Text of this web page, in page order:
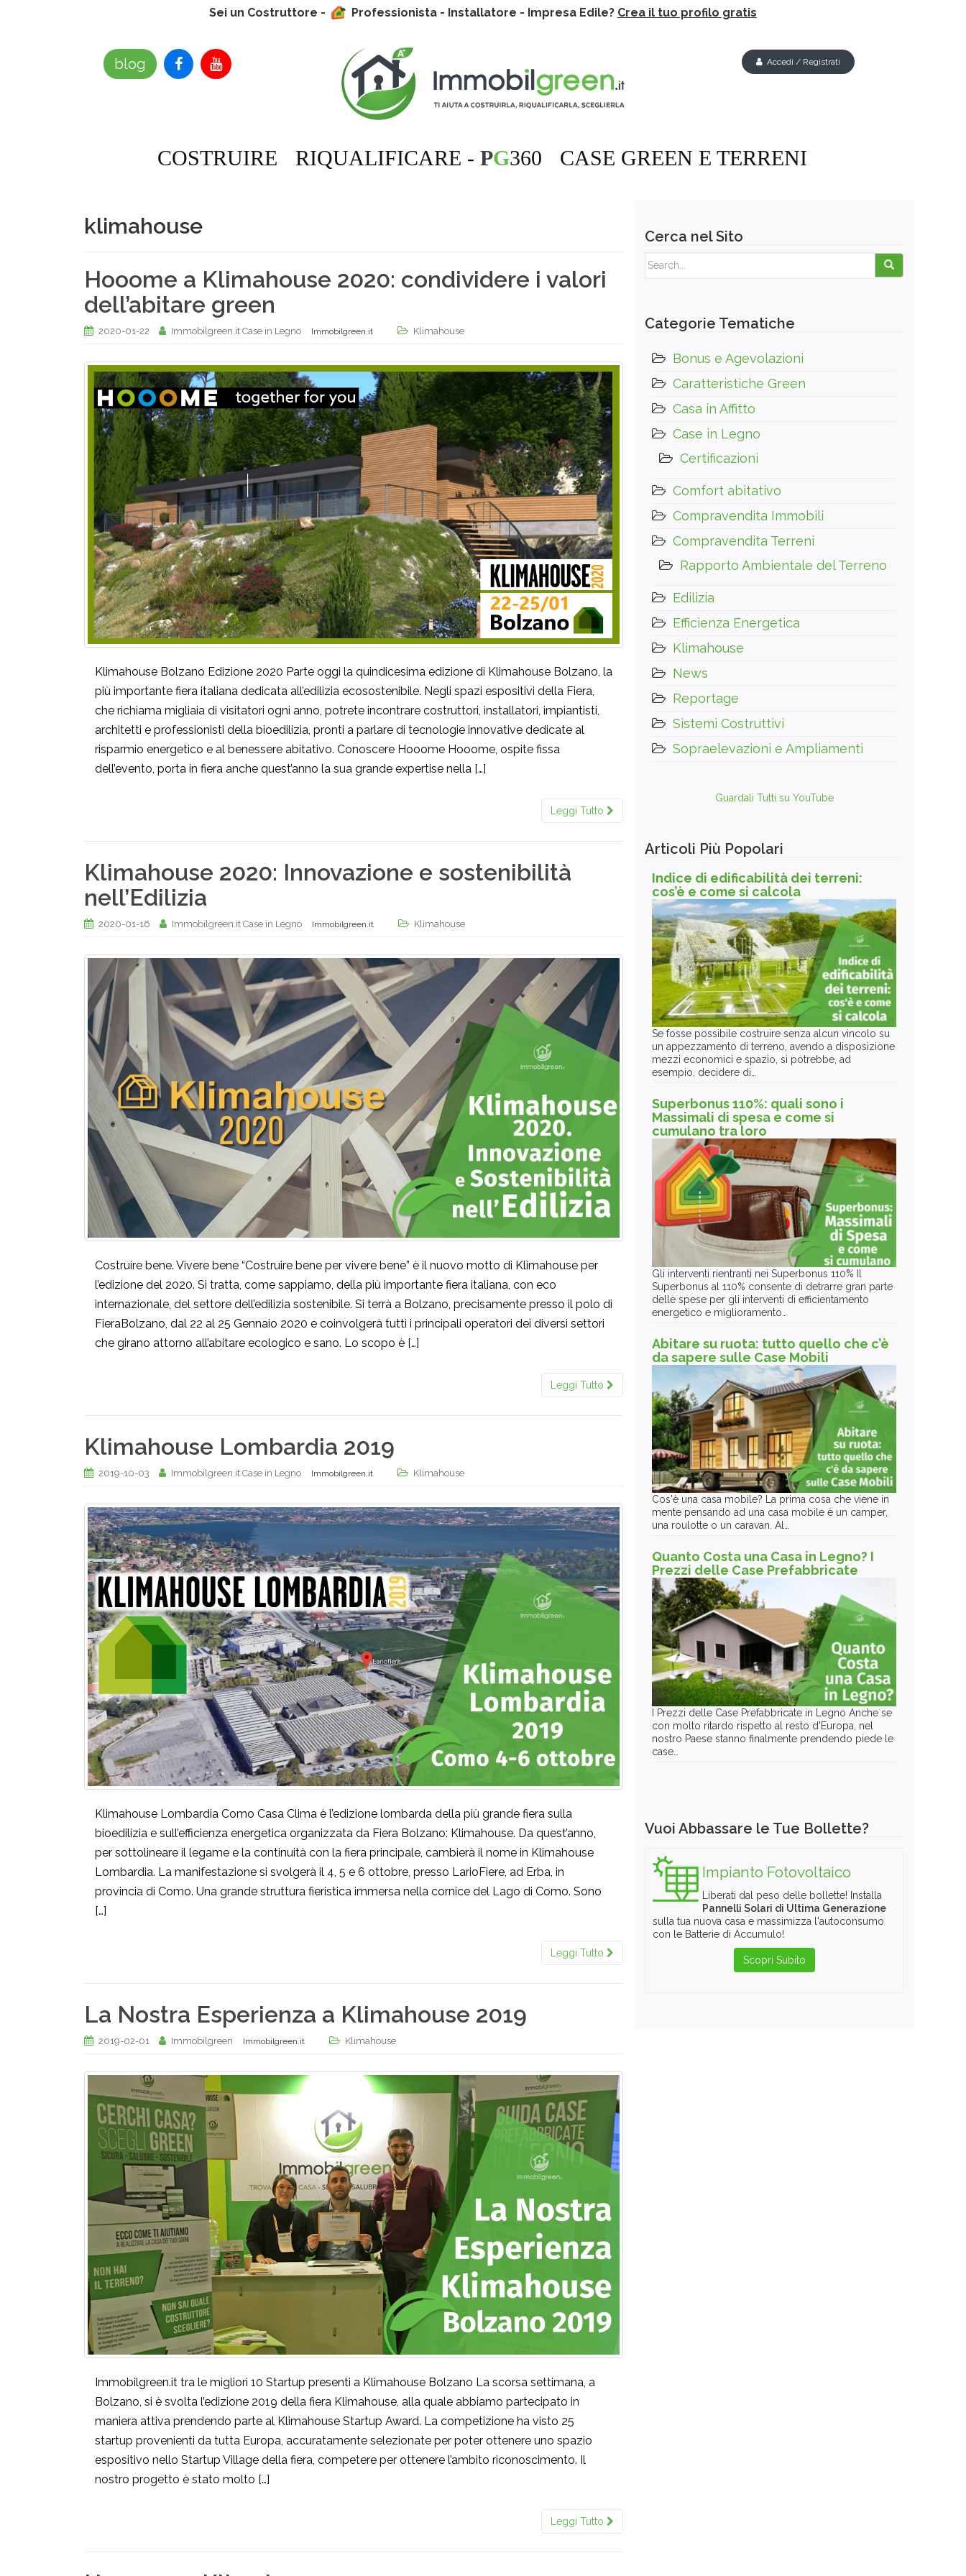
Sei un Costruttore - Professionista - Installatore - Impresa Edile? Crea il tuo profilo gratis
blog Accedi / Registrati
COSTRUIRE RIQUALIFICARE - PG360 CASE GREEN E TERRENI
klimahouse
Hooome a Klimahouse 2020: condividere i valori
dell’abitare green
2020-01-22 Immobilgreen.it Case in Legno Immobilgreen.it Klimahouse
Klimahouse Bolzano Edizione 2020 Parte oggi la quindicesima edizione di Klimahouse Bolzano, la
più importante fiera italiana dedicata all’edilizia ecosostenibile. Negli spazi espositivi della Fiera,
che richiama migliaia di visitatori ogni anno, potrete incontrare costruttori, installatori, impiantisti,
architetti e professionisti della bioedilizia, pronti a parlare di tecnologie innovative dedicate al
risparmio energetico e al benessere abitativo. Conoscere Hooome Hooome, ospite fissa
dell’evento, porta in fiera anche quest’anno la sua grande expertise nella […]
Leggi Tutto
Klimahouse 2020: Innovazione e sostenibilità
nell’Edilizia
2020-01-16 Immobilgreen.it Case in Legno Immobilgreen.it Klimahouse
Costruire bene. Vivere bene “Costruire bene per vivere bene” è il nuovo motto di Klimahouse per
l’edizione del 2020. Si tratta, come sappiamo, della più importante fiera italiana, con eco
internazionale, del settore dell’edilizia sostenibile. Si terrà a Bolzano, precisamente presso il polo di
FieraBolzano, dal 22 al 25 Gennaio 2020 e coinvolgerà tutti i principali operatori dei diversi settori
che girano attorno all’abitare ecologico e sano. Lo scopo è […]
Leggi Tutto
Klimahouse Lombardia 2019
2019-10-03 Immobilgreen.it Case in Legno Immobilgreen.it Klimahouse
Klimahouse Lombardia Como Casa Clima è l’edizione lombarda della più grande fiera sulla
bioedilizia e sull’efficienza energetica organizzata da Fiera Bolzano: Klimahouse. Da quest’anno,
per sottolineare il legame e la continuità con la fiera principale, cambierà il nome in Klimahouse
Lombardia. La manifestazione si svolgerà il 4, 5 e 6 ottobre, presso LarioFiere, ad Erba, in
provincia di Como. Una grande struttura fieristica immersa nella cornice del Lago di Como. Sono
[…]
Leggi Tutto
La Nostra Esperienza a Klimahouse 2019
2019-02-01 Immobilgreen Immobilgreen.it Klimahouse
Immobilgreen.it tra le migliori 10 Startup presenti a Klimahouse Bolzano La scorsa settimana, a
Bolzano, si è svolta l’edizione 2019 della fiera Klimahouse, alla quale abbiamo partecipato in
maniera attiva prendendo parte al Klimahouse Startup Award. La competizione ha visto 25
startup provenienti da tutta Europa, accuratamente selezionate per poter ottenere uno spazio
espositivo nello Startup Village della fiera, competere per ottenere l’ambito riconoscimento. Il
nostro progetto è stato molto […]
Leggi Tutto
Cerca nel Sito
Search for:
Categorie Tematiche
Bonus e Agevolazioni
Caratteristiche Green
Casa in Affitto
Case in Legno
Certificazioni
Comfort abitativo
Compravendita Immobili
Compravendita Terreni
Rapporto Ambientale del Terreno
Edilizia
Efficienza Energetica
Klimahouse
News
Reportage
Sistemi Costruttivi
Sopraelevazioni e Ampliamenti
Guardali Tutti su YouTube
Articoli Più Popolari
Indice di edificabilità dei terreni:
cos’è e come si calcola
Se fosse possibile costruire senza alcun vincolo su
un appezzamento di terreno, avendo a disposizione
mezzi economici e spazio, si potrebbe, ad
esempio, decidere di…
Superbonus 110%: quali sono i
Massimali di spesa e come si
cumulano tra loro
Gli interventi rientranti nei Superbonus 110% Il
Superbonus al 110% consente di detrarre gran parte
delle spese per gli interventi di efficientamento
energetico e miglioramento…
Abitare su ruota: tutto quello che c’è
da sapere sulle Case Mobili
Cos'è una casa mobile? La prima cosa che viene in
mente pensando ad una casa mobile è un camper,
una roulotte o un caravan. Al…
Quanto Costa una Casa in Legno? I
Prezzi delle Case Prefabbricate
I Prezzi delle Case Prefabbricate in Legno Anche se
con molto ritardo rispetto al resto d'Europa, nel
nostro Paese stanno finalmente prendendo piede le
case…
Vuoi Abbassare le Tue Bollette?
Impianto Fotovoltaico
Liberati dal peso delle bollette! Installa
Pannelli Solari di Ultima Generazione
sulla tua nuova casa e massimizza l'autoconsumo
con le Batterie di Accumulo!
Scopri Subito